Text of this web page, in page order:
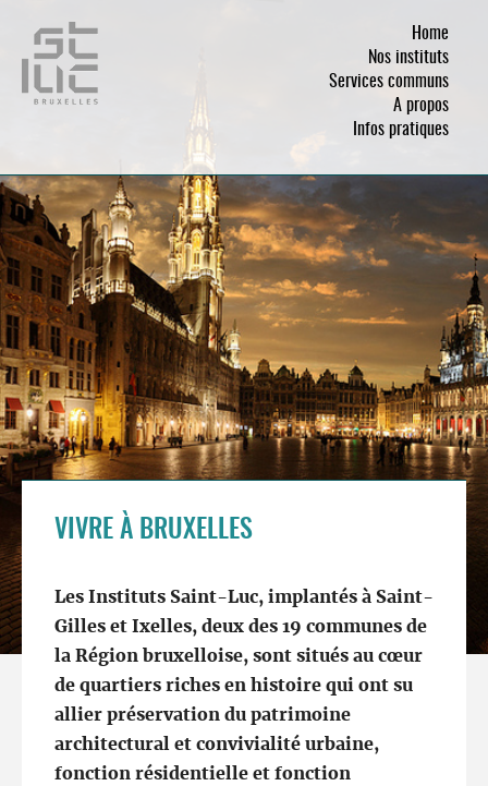
Home
Nos instituts
Services communs
A propos
Infos pratiques
VIVRE À BRUXELLES
Les Instituts Saint-Luc, implantés à Saint-
Gilles et Ixelles, deux des 19 communes de
la Région bruxelloise, sont situés au cœur
de quartiers riches en histoire qui ont su
allier préservation du patrimoine
architectural et convivialité urbaine,
fonction résidentielle et fonction